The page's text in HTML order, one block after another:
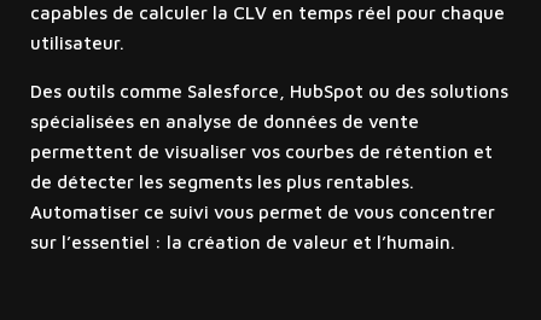
capables de calculer la CLV en temps réel pour chaque
utilisateur.
Des outils comme Salesforce, HubSpot ou des solutions
spécialisées en analyse de données de vente
permettent de visualiser vos courbes de rétention et
de détecter les segments les plus rentables.
Automatiser ce suivi vous permet de vous concentrer
sur l’essentiel : la création de valeur et l’humain.